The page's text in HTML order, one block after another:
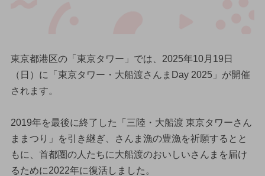
東京都港区の「東京タワー」では、2025年10月19日
（日）に「東京タワー・大船渡さんまDay 2025」が開催
されます。
2019年を最後に終了した「三陸・大船渡 東京タワーさん
ままつり」を引き継ぎ、さんま漁の豊漁を祈願するとと
もに、首都圏の人たちに大船渡のおいしいさんまを届け
るために2022年に復活しました。